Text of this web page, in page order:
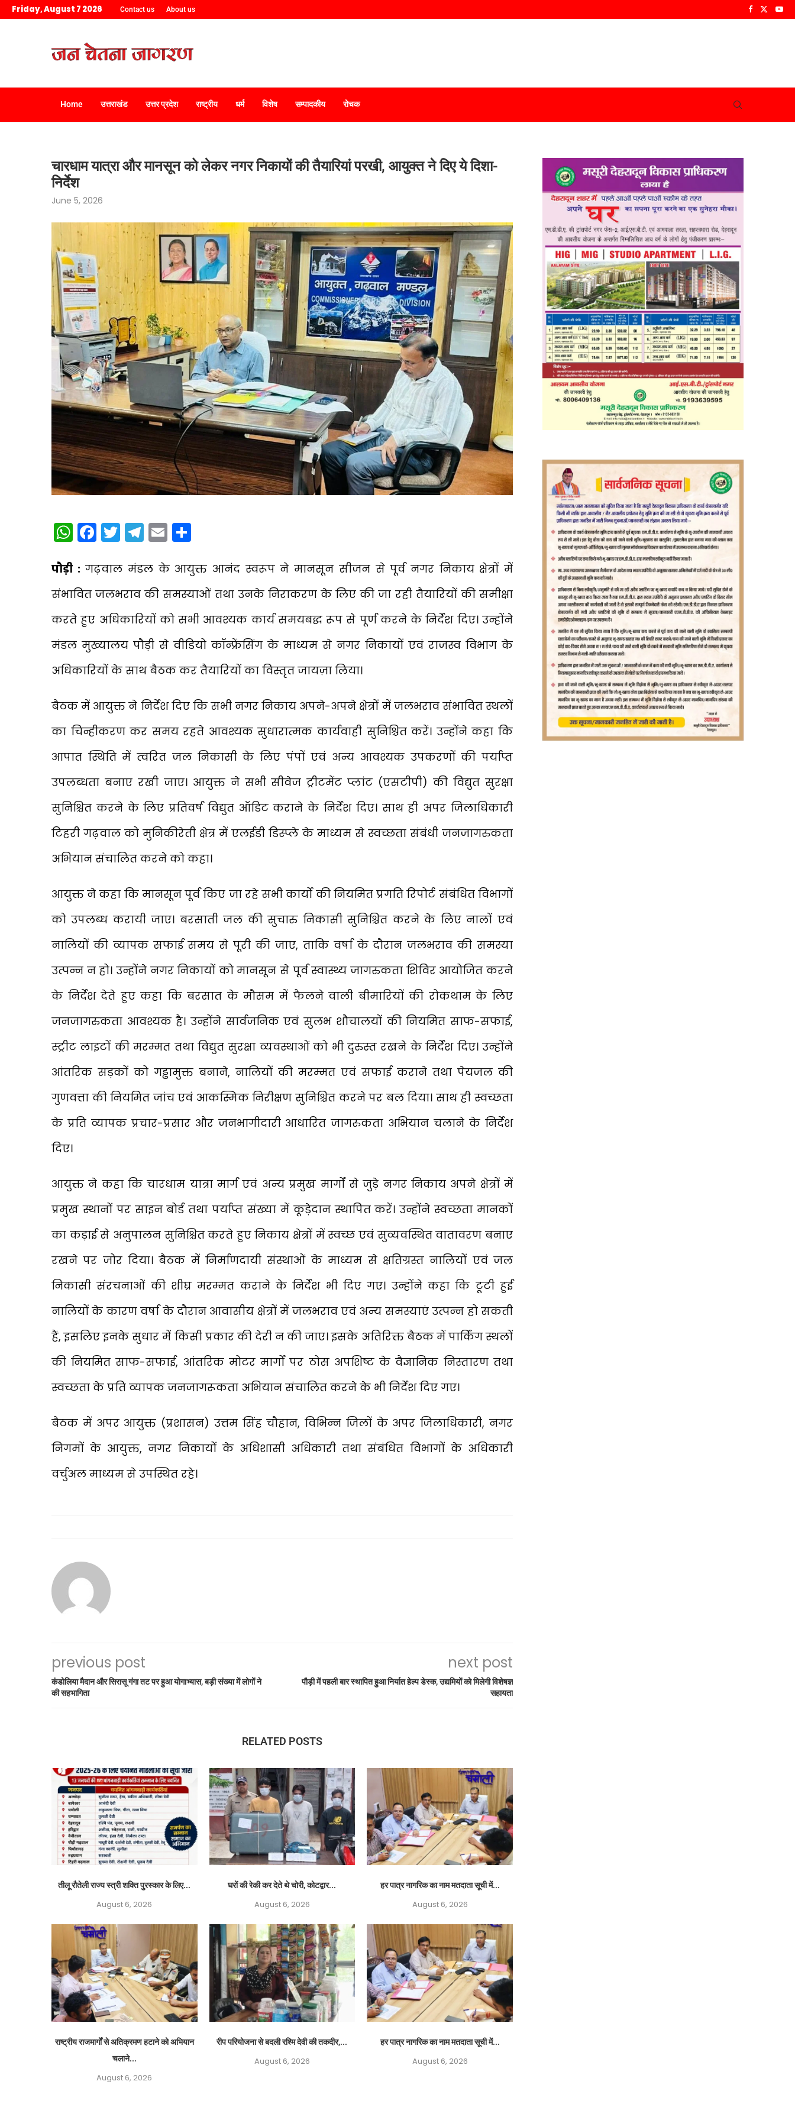
Friday, August 7 2026 Contact us About us
Home उत्तराखंड उत्तर प्रदेश राष्ट्रीय धर्म विशेष सम्पादकीय रोचक
चारधाम यात्रा और मानसून को लेकर नगर निकायों की तैयारियां परखी, आयुक्त ने दिए ये दिशा-
निर्देश
June 5, 2026
WhatsApp
Facebook
Twitter
Telegram
Email
पौड़ी : गढ़वाल मंडल के आयुक्त आनंद स्वरूप ने मानसून सीजन से पूर्व नगर निकाय क्षेत्रों में
संभावित जलभराव की समस्याओं तथा उनके निराकरण के लिए की जा रही तैयारियों की समीक्षा
करते हुए अधिकारियों को सभी आवश्यक कार्य समयबद्ध रूप से पूर्ण करने के निर्देश दिए। उन्होंने
मंडल मुख्यालय पौड़ी से वीडियो कॉन्फ्रेंसिंग के माध्यम से नगर निकायों एवं राजस्व विभाग के
अधिकारियों के साथ बैठक कर तैयारियों का विस्तृत जायज़ा लिया।
बैठक में आयुक्त ने निर्देश दिए कि सभी नगर निकाय अपने-अपने क्षेत्रों में जलभराव संभावित स्थलों
का चिन्हीकरण कर समय रहते आवश्यक सुधारात्मक कार्यवाही सुनिश्चित करें। उन्होंने कहा कि
आपात स्थिति में त्वरित जल निकासी के लिए पंपों एवं अन्य आवश्यक उपकरणों की पर्याप्त
उपलब्धता बनाए रखी जाए। आयुक्त ने सभी सीवेज ट्रीटमेंट प्लांट (एसटीपी) की विद्युत सुरक्षा
सुनिश्चित करने के लिए प्रतिवर्ष विद्युत ऑडिट कराने के निर्देश दिए। साथ ही अपर जिलाधिकारी
टिहरी गढ़वाल को मुनिकीरेती क्षेत्र में एलईडी डिस्प्ले के माध्यम से स्वच्छता संबंधी जनजागरुकता
अभियान संचालित करने को कहा।
आयुक्त ने कहा कि मानसून पूर्व किए जा रहे सभी कार्यों की नियमित प्रगति रिपोर्ट संबंधित विभागों
को उपलब्ध करायी जाए। बरसाती जल की सुचारु निकासी सुनिश्चित करने के लिए नालों एवं
नालियों की व्यापक सफाई समय से पूरी की जाए, ताकि वर्षा के दौरान जलभराव की समस्या
उत्पन्न न हो। उन्होंने नगर निकायों को मानसून से पूर्व स्वास्थ्य जागरुकता शिविर आयोजित करने
के निर्देश देते हुए कहा कि बरसात के मौसम में फैलने वाली बीमारियों की रोकथाम के लिए
जनजागरुकता आवश्यक है। उन्होंने सार्वजनिक एवं सुलभ शौचालयों की नियमित साफ-सफाई,
स्ट्रीट लाइटों की मरम्मत तथा विद्युत सुरक्षा व्यवस्थाओं को भी दुरुस्त रखने के निर्देश दिए। उन्होंने
आंतरिक सड़कों को गड्ढामुक्त बनाने, नालियों की मरम्मत एवं सफाई कराने तथा पेयजल की
गुणवत्ता की नियमित जांच एवं आकस्मिक निरीक्षण सुनिश्चित करने पर बल दिया। साथ ही स्वच्छता
के प्रति व्यापक प्रचार-प्रसार और जनभागीदारी आधारित जागरुकता अभियान चलाने के निर्देश
दिए।
आयुक्त ने कहा कि चारधाम यात्रा मार्ग एवं अन्य प्रमुख मार्गों से जुड़े नगर निकाय अपने क्षेत्रों में
प्रमुख स्थानों पर साइन बोर्ड तथा पर्याप्त संख्या में कूड़ेदान स्थापित करें। उन्होंने स्वच्छता मानकों
का कड़ाई से अनुपालन सुनिश्चित करते हुए निकाय क्षेत्रों में स्वच्छ एवं सुव्यवस्थित वातावरण बनाए
रखने पर जोर दिया। बैठक में निर्माणदायी संस्थाओं के माध्यम से क्षतिग्रस्त नालियों एवं जल
निकासी संरचनाओं की शीघ्र मरम्मत कराने के निर्देश भी दिए गए। उन्होंने कहा कि टूटी हुई
नालियों के कारण वर्षा के दौरान आवासीय क्षेत्रों में जलभराव एवं अन्य समस्याएं उत्पन्न हो सकती
हैं, इसलिए इनके सुधार में किसी प्रकार की देरी न की जाए। इसके अतिरिक्त बैठक में पार्किंग स्थलों
की नियमित साफ-सफाई, आंतरिक मोटर मार्गों पर ठोस अपशिष्ट के वैज्ञानिक निस्तारण तथा
स्वच्छता के प्रति व्यापक जनजागरूकता अभियान संचालित करने के भी निर्देश दिए गए।
बैठक में अपर आयुक्त (प्रशासन) उत्तम सिंह चौहान, विभिन्न जिलों के अपर जिलाधिकारी, नगर
निगमों के आयुक्त, नगर निकायों के अधिशासी अधिकारी तथा संबंधित विभागों के अधिकारी
वर्चुअल माध्यम से उपस्थित रहे।
previous post
कंडोलिया मैदान और सिरासू गंगा तट पर हुआ योगाभ्यास, बड़ी संख्या में लोगों ने
की सहभागिता
next post
पौड़ी में पहली बार स्थापित हुआ निर्यात हेल्प डेस्क, उद्यमियों को मिलेगी विशेषज्ञ
सहायता
RELATED POSTS
तीलू रौतेली राज्य स्त्री शक्ति पुरस्कार के लिए...
August 6, 2026
घरों की रेकी कर देते थे चोरी, कोटद्वार...
August 6, 2026
हर पात्र नागरिक का नाम मतदाता सूची में...
August 6, 2026
राष्ट्रीय राजमार्गों से अतिक्रमण हटाने को अभियान
चलाने...
August 6, 2026
रीप परियोजना से बदली रश्मि देवी की तकदीर,...
August 6, 2026
हर पात्र नागरिक का नाम मतदाता सूची में...
August 6, 2026